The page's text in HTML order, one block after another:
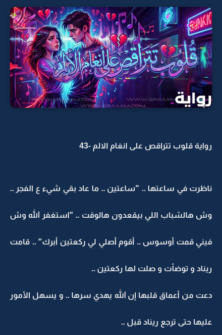
رواية قلوب تتراقص على انغام الالم -43
ناظرت في ساعتها .. "ساعتين .. ما عاد بقي شيء ع الفجر ..
وش هالشباب اللي بيقعدون هالوقت .. "استغفر الله وش
فيني قمت أوسوس .. أقوم أصلي لي ركعتين أبرك" .. قامت
ريناد و توضأت و صلت لها ركعتين ..
دعت من أعماق قلبها إن الله يهدي سرها .. و يسهل الأمور
عليها حتى ترجع ريناد قبل ..